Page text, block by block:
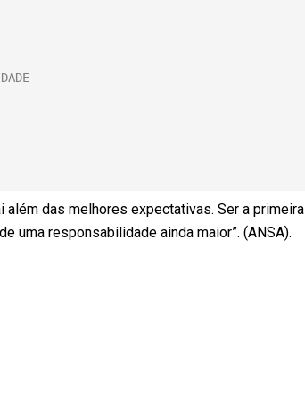
das melhores expectativas. Ser a primeira
uma responsabilidade ainda maior”. (ANSA).